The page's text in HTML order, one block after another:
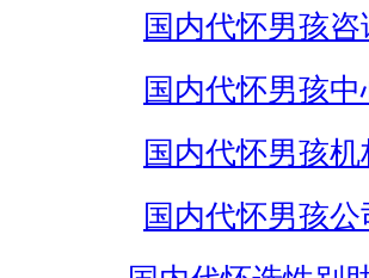
国内代怀男孩咨
国内代怀男孩中
国内代怀男孩机
国内代怀男孩公